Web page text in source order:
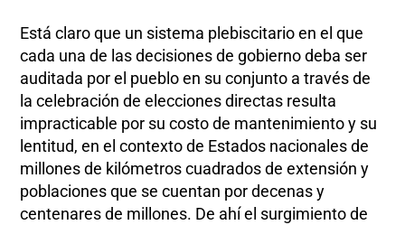
Está claro que un sistema plebiscitario en el que
cada una de las decisiones de gobierno deba ser
auditada por el pueblo en su conjunto a través de
la celebración de elecciones directas resulta
impracticable por su costo de mantenimiento y su
lentitud, en el contexto de Estados nacionales de
millones de kilómetros cuadrados de extensión y
poblaciones que se cuentan por decenas y
centenares de millones. De ahí el surgimiento de